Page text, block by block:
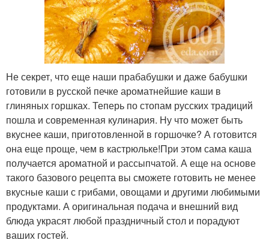
Не секрет, что еще наши прабабушки и даже бабушки
готовили в русской печке ароматнейшие каши в
глиняных горшках. Теперь по стопам русских традиций
пошла и современная кулинария. Ну что может быть
вкуснее каши, приготовленной в горшочке? А готовится
она еще проще, чем в кастрюльке!При этом сама каша
получается ароматной и рассыпчатой. А еще на основе
такого базового рецепта вы сможете готовить не менее
вкусные каши с грибами, овощами и другими любимыми
продуктами. А оригинальная подача и внешний вид
блюда украсят любой праздничный стол и порадуют
ваших гостей.